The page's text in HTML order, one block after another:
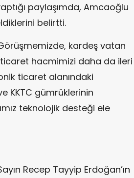
paylaşımda, Amcaoğlu
belirtti.
kardeş vatan
hacmimizi daha da ileri
ticaret alanındaki
KKTC gümrüklerinin
teknolojik desteği ele
Recep Tayyip Erdoğan’ın